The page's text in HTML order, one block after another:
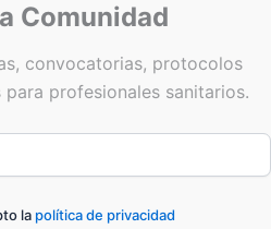
Comunidad
convocatorias, protocolos
profesionales sanitarios.
la política de privacidad